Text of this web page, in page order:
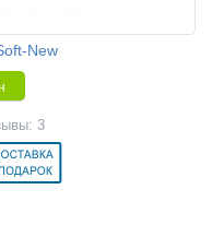
New
3